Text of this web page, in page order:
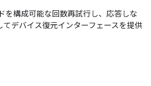
を構成可能な回数再試行し、応答しな
てデバイス復元インターフェースを提供